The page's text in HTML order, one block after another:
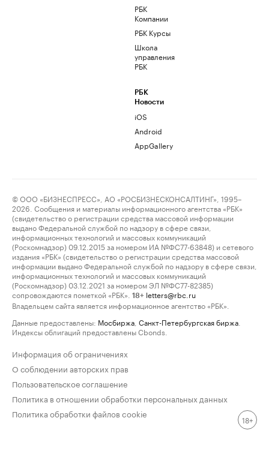
РБК
Компании
РБК Курсы
Школа
управления
РБК
РБК
Новости
iOS
Android
AppGallery
© ООО «БИЗНЕСПРЕСС», АО «РОСБИЗНЕСКОНСАЛТИНГ», 1995–
2026. Сообщения и материалы информационного агентства «РБК»
(свидетельство о регистрации средства массовой информации
выдано Федеральной службой по надзору в сфере связи,
информационных технологий и массовых коммуникаций
(Роскомнадзор) 09.12.2015 за номером ИА №ФС77-63848) и сетевого
издания «РБК» (свидетельство о регистрации средства массовой
информации выдано Федеральной службой по надзору в сфере связи,
информационных технологий и массовых коммуникаций
(Роскомнадзор) 03.12.2021 за номером ЭЛ №ФС77-82385)
сопровождаются пометкой «РБК».
18+ letters@rbc.ru
Владельцем сайта является информационное агентство «РБК».
Данные предоставлены: Мосбиржа Санкт-Петербургская биржа
Индексы облигаций предоставлены Cbonds.
Информация об ограничениях
О соблюдении авторских прав
Пользовательское соглашение
Политика в отношении обработки персональных данных
Политика обработки файлов cookie
18+